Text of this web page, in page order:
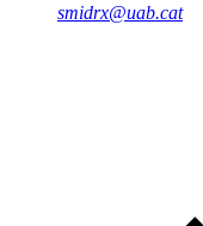
smidrx@uab.cat